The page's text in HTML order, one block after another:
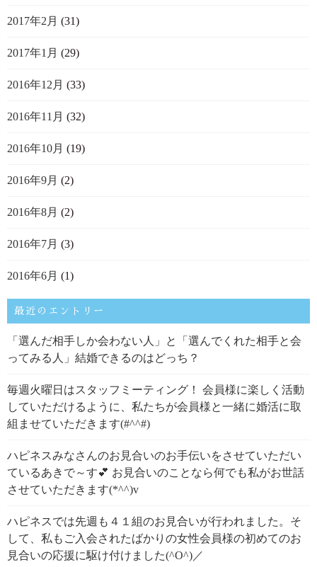
2017年2月 (31)
2017年1月 (29)
2016年12月 (33)
2016年11月 (32)
2016年10月 (19)
2016年9月 (2)
2016年8月 (2)
2016年7月 (3)
2016年6月 (1)
最近のエントリー
「選んだ相手しか会わない人」と「選んでくれた相手と会
ってみる人」結婚できるのはどっち？
毎週火曜日はスタッフミーティング！ 会員様に楽しく活動
していただけるように、私たちが会員様と一緒に婚活に取
組ませていただきます(#^^#)
ハピネスみなさんのお見合いのお手伝いをさせていただい
ているあきで～す💕 お見合いのことなら何でも私がお世話
させていただきます(*^^)v
ハピネスでは先週も４１組のお見合いが行われました。そ
して、私もご入会されたばかりの女性会員様の初めてのお
見合いの応援に駆け付けました(^O^)／